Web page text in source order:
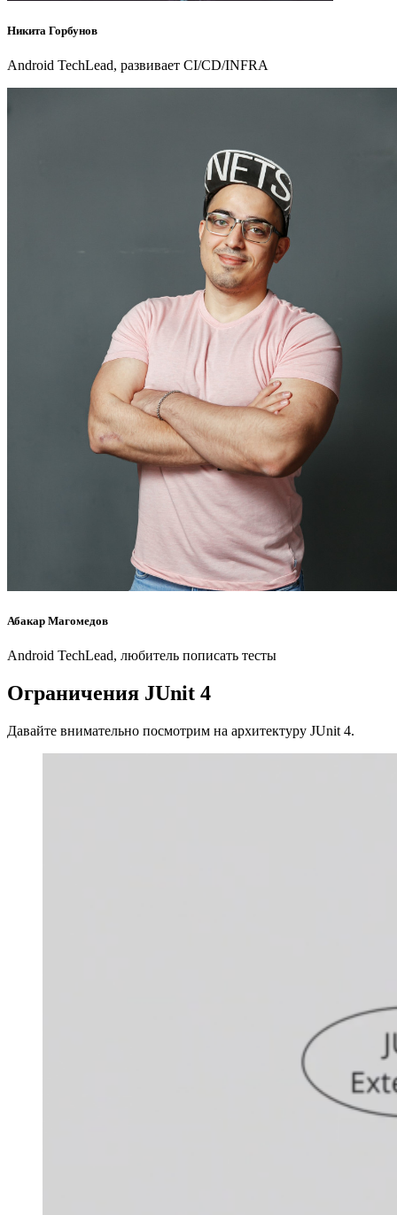
Никита Горбунов
Android TechLead, развивает CI/CD/INFRA
Абакар Магомедов
Android TechLead, любитель пописать тесты
Ограничения JUnit 4
Давайте внимательно посмотрим на архитектуру JUnit 4.